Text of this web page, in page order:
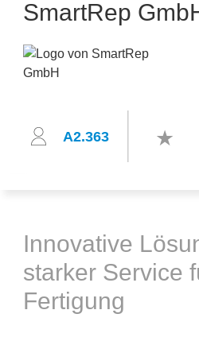
SmartRep
A2.363
Innovative
starker Service
Fertigung